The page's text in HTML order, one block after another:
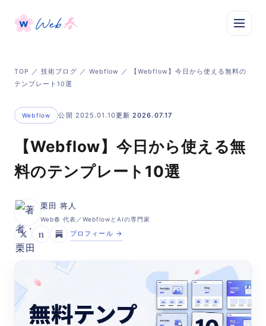
TOP ／技術ブログ ／ Webflow
／ 【Webflow】今日から使える無料の
テンプレート10選
Webflow 公開 2025.01.10更新 2026.07.17
【Webflow】今日から使える無
料のテンプレート10選
栗田 将人
Web春 代表／WebflowとAIの専門家
n プロフィール →